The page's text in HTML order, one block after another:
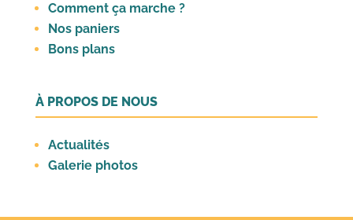
Comment ça marche ?
Nos paniers
Bons plans
À PROPOS DE NOUS
Actualités
Galerie photos